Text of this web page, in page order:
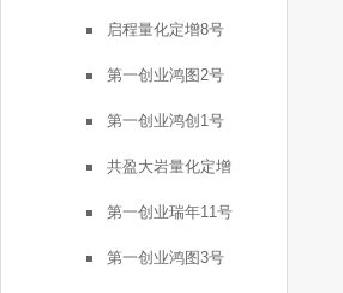
启程量化定增8号
第一创业鸿图2号
第一创业鸿创1号
共盈大岩量化定增
第一创业瑞年11号
第一创业鸿图3号